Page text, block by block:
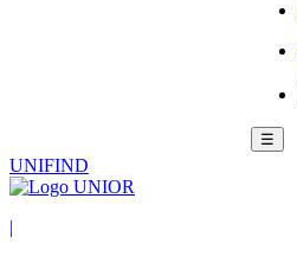
☰
UNIFIND
|